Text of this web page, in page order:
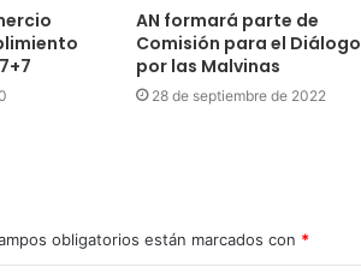
AN formará parte de
Comisión para el Diálogo
por las Malvinas
28 de septiembre de 2022
obligatorios están marcados con *